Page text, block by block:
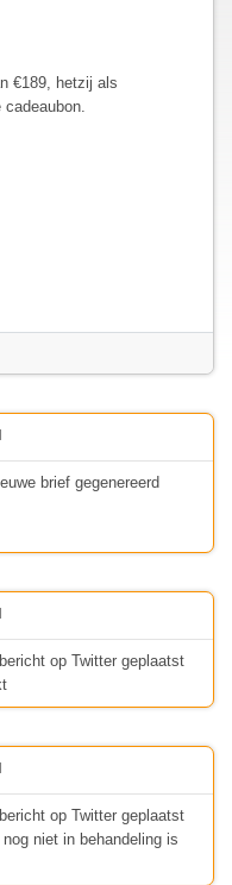
€189, hetzij als
brief gegenereerd
op Twitter geplaatst
op Twitter geplaatst
niet in behandeling is